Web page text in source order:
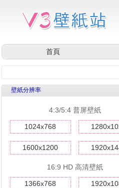
首頁
壁紙分辨率
4:3/5:4 普屏壁紙
1024x768
1600x1200
16:9 HD 高清壁紙
1366x768